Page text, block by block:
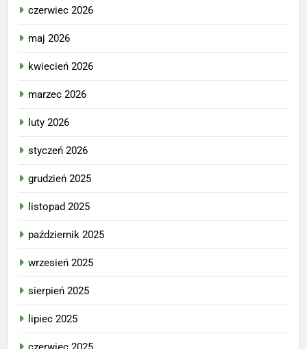
czerwiec 2026
maj 2026
kwiecień 2026
marzec 2026
luty 2026
styczeń 2026
grudzień 2025
listopad 2025
październik 2025
wrzesień 2025
sierpień 2025
lipiec 2025